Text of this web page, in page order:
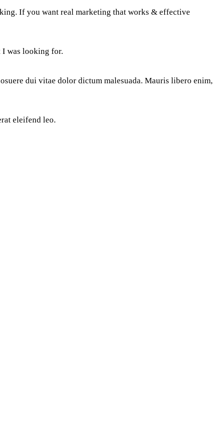
If you want real marketing that works & effective
I was looking for.
dui vitae dolor dictum malesuada. Mauris libero enim,
eleifend leo.